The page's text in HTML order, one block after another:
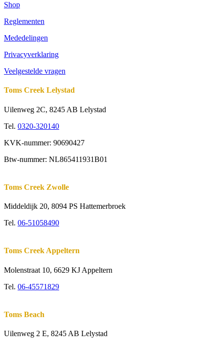
Shop
Reglementen
Mededelingen
Privacyverklaring
Veelgestelde vragen
Toms Creek Lelystad
Uilenweg 2C, 8245 AB Lelystad
Tel. 0320-320140
KVK-nummer: 90690427
Btw-nummer: NL865411931B01
Toms Creek Zwolle
Middeldijk 20, 8094 PS Hattemerbroek
Tel. 06-51058490
Toms Creek Appeltern
Molenstraat 10, 6629 KJ Appeltern
Tel. 06-45571829
Toms Beach
Uilenweg 2 E, 8245 AB Lelystad